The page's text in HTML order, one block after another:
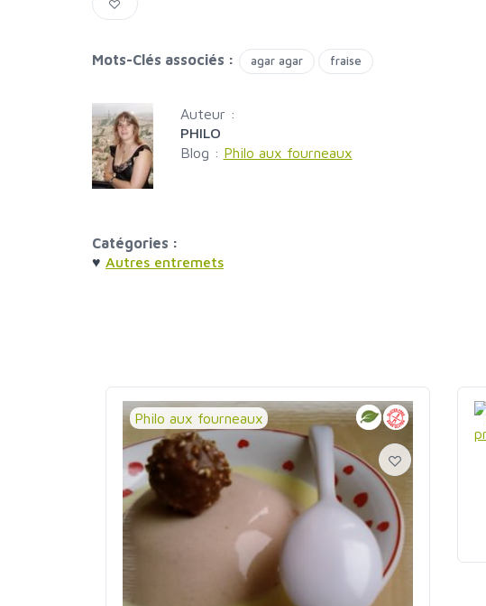
Mots-Clés associés : agar agar fraise
Auteur :
PHILO
Blog : Philo aux fourneaux
Catégories :
♥ Autres entremets
Philo aux fourneaux